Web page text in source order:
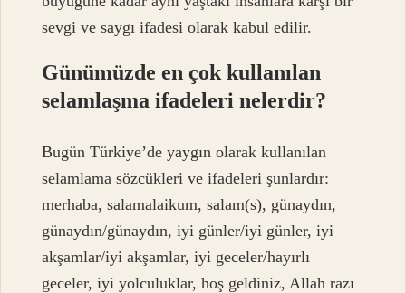
sevgi ve saygı ifadesi olarak kabul edilir.
Günümüzde en çok kullanılan
selamlaşma ifadeleri nelerdir?
Bugün Türkiye’de yaygın olarak kullanılan
selamlama sözcükleri ve ifadeleri şunlardır:
merhaba, salamalaikum, salam(s), günaydın,
günaydın/günaydın, iyi günler/iyi günler, iyi
akşamlar/iyi akşamlar, iyi geceler/hayırlı
geceler, iyi yolculuklar, hoş geldiniz, Allah razı